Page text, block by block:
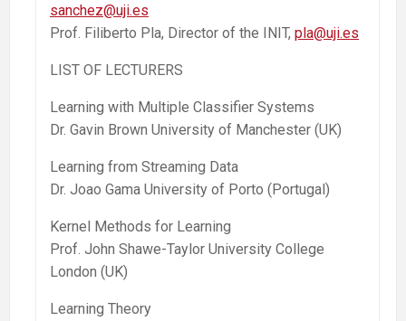
sanchez@uji.es
Prof. Filiberto Pla, Director of the INIT, pla@uji.es
LIST OF LECTURERS
Learning with Multiple Classifier Systems
Dr. Gavin Brown University of Manchester (UK)
Learning from Streaming Data
Dr. Joao Gama University of Porto (Portugal)
Kernel Methods for Learning
Prof. John Shawe-Taylor University College
London (UK)
Learning Theory